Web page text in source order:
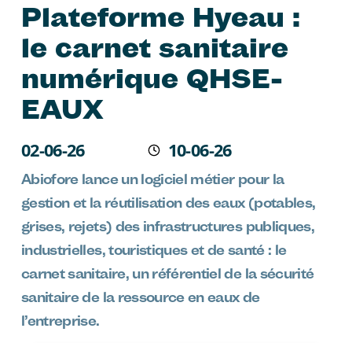
Plateforme Hyeau :
le carnet sanitaire
numérique QHSE-
EAUX
Écrit le
02-06-26 Modifié
10-06-26
Abiofore lance un logiciel métier pour la
gestion et la réutilisation des eaux (potables,
grises, rejets) des infrastructures publiques,
industrielles, touristiques et de santé : le
carnet sanitaire, un référentiel de la sécurité
sanitaire de la ressource en eaux de
l’entreprise.